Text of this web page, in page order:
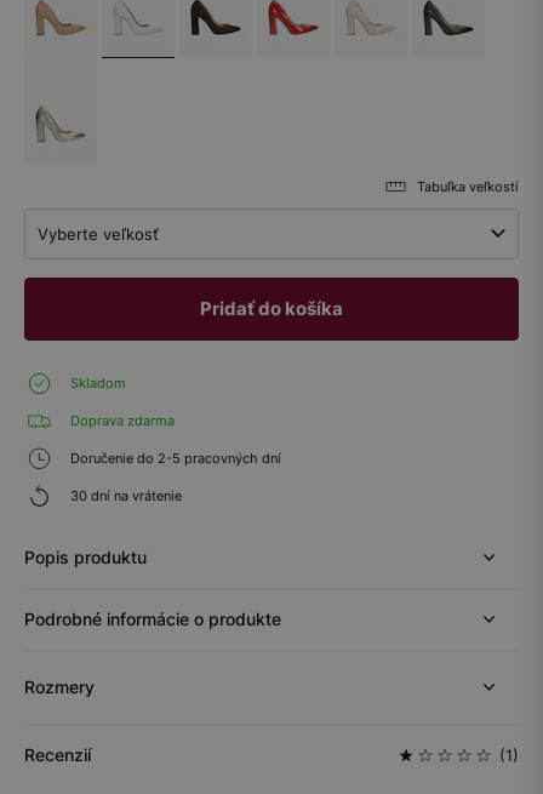
Tabuľka veľkostí
Vyberte veľkosť
Pridať do košíka
Skladom
Doprava zdarma
Doručenie do 2-5 pracovných dní
30 dní na vrátenie
Popis produktu
Podrobné informácie o produkte
Rozmery
Recenzií (1)